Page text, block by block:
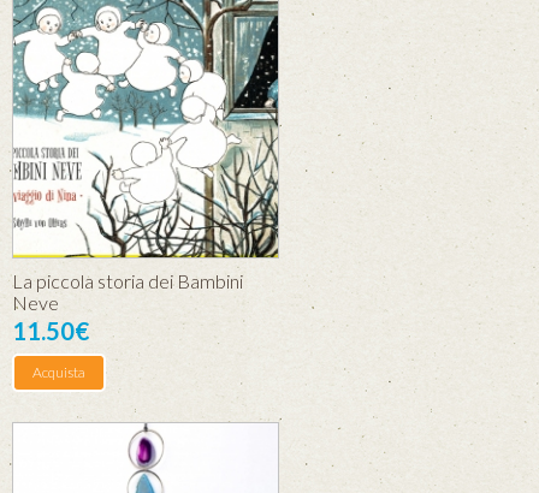
La piccola storia dei Bambini
Neve
11.50€
Acquista